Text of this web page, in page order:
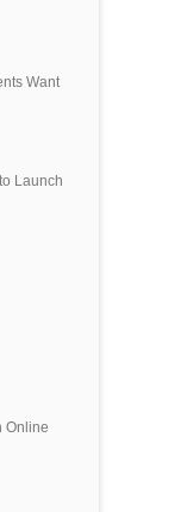
Want
Launch
Online